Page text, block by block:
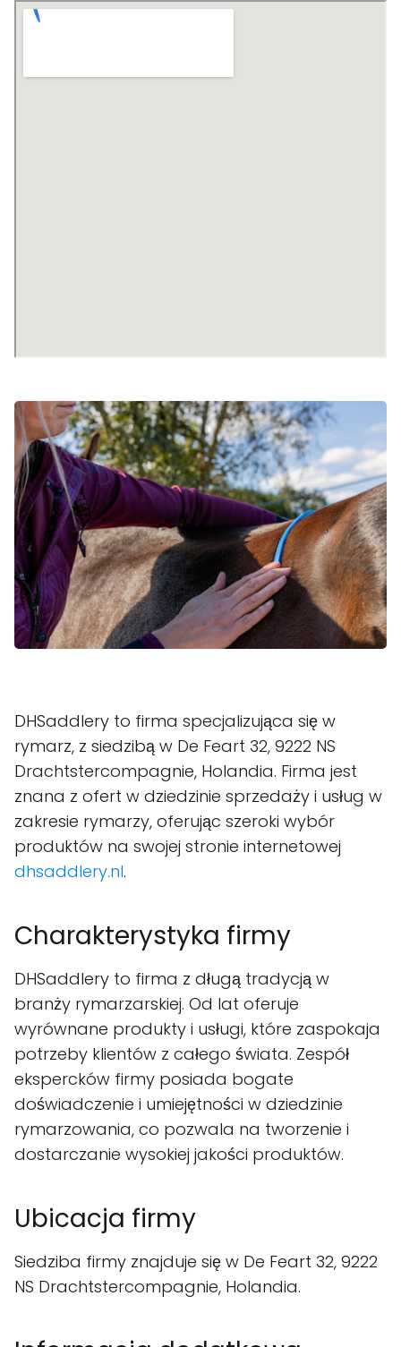
DHSaddlery to firma specjalizująca się w
rymarz, z siedzibą w De Feart 32, 9222 NS
Drachtstercompagnie, Holandia. Firma jest
znana z ofert w dziedzinie sprzedaży i usług w
zakresie rymarzy, oferując szeroki wybór
produktów na swojej stronie internetowej
dhsaddlery.nl.
Charakterystyka firmy
DHSaddlery to firma z długą tradycją w
branży rymarzarskiej. Od lat oferuje
wyrównane produkty i usługi, które zaspokaja
potrzeby klientów z całego świata. Zespół
ekspercków firmy posiada bogate
doświadczenie i umiejętności w dziedzinie
rymarzowania, co pozwala na tworzenie i
dostarczanie wysokiej jakości produktów.
Ubicacja firmy
Siedziba firmy znajduje się w De Feart 32, 9222
NS Drachtstercompagnie, Holandia.